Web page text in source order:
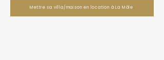
Mettre sa villa/maison en location à La Môle